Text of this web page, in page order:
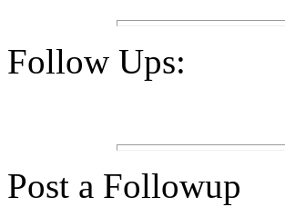
Follow Ups:
Post a Followup